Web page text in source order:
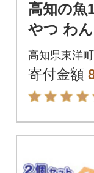
高知の魚
やつ わ
トフード
5種アソ
おやつ
高知県東洋町
寄付金額